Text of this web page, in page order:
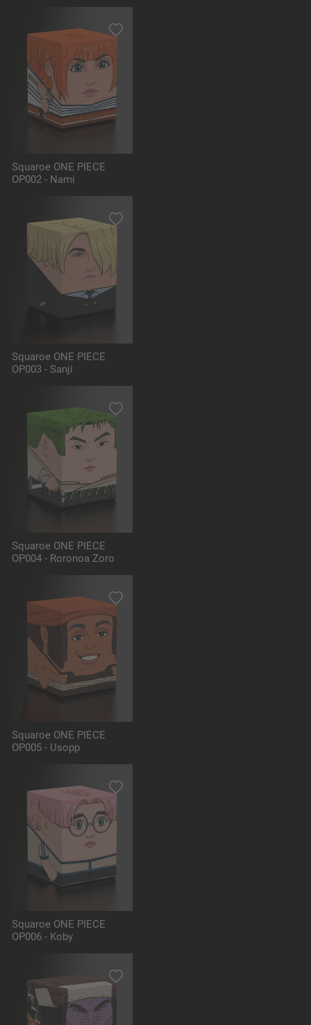
Squaroe ONE PIECE
OP002 - Nami
Squaroe ONE PIECE
OP003 - Sanji
Squaroe ONE PIECE
OP004 - Roronoa Zoro
Squaroe ONE PIECE
OP005 - Usopp
Squaroe ONE PIECE
OP006 - Koby